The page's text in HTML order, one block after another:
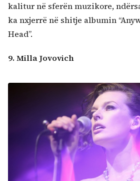
kalitur në sferën muzikore,
ka nxjerrë në shitje albumin
Head”.
9. Milla Jovovich